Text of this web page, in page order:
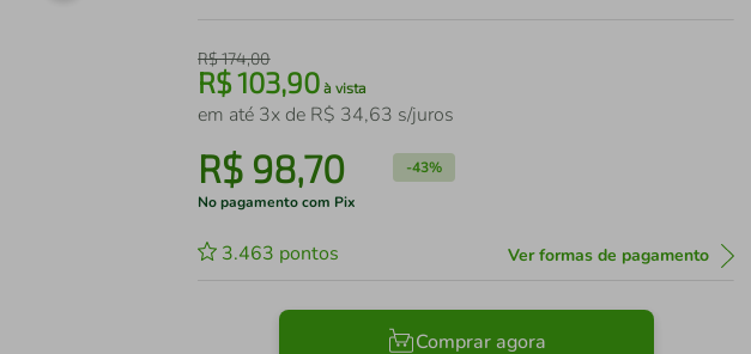
R$174,00
R$103,90 à vista
em até 3x de R$ 34,63 s/juros
R$ 98,70 -43%
No pagamento com Pix
3.463 pontos Ver formas de pagamento
Comprar agora